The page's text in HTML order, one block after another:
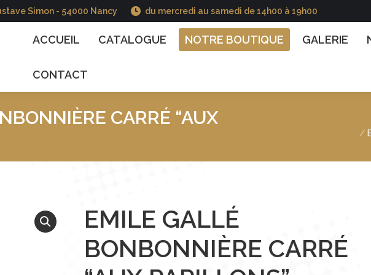
Simon - 54000 Nancy du mercredi au samedi de 14h00 à 19h00
ACCUEIL CATALOGUE NOTRE BOUTIQUE GALERIE
CONTACT
CARRÉ “AUX
EMILE GALLÉ
BONBONNIÈRE CARRÉ
CATALOGUE NOTRE BOUTIQUE GALERIE NOS